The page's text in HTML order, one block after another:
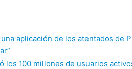
aplicación de los atentados de
los 100 millones de usuarios